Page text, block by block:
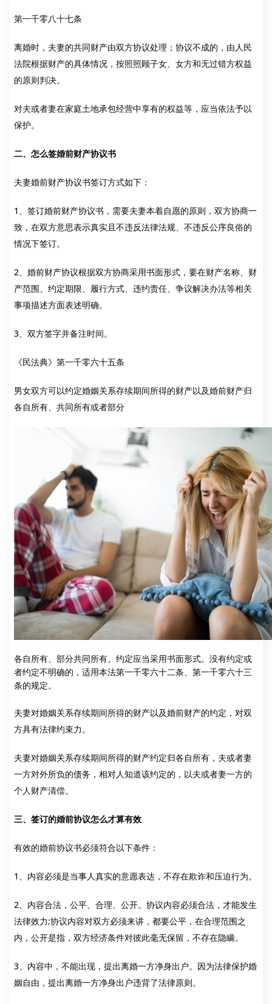
第一千零八十七条
离婚时，夫妻的共同财产由双方协议处理；协议不成的，由人民
法院根据财产的具体情况，按照照顾子女、女方和无过错方权益
的原则判决。
对夫或者妻在家庭土地承包经营中享有的权益等，应当依法予以
保护。
二、怎么签婚前财产协议书
夫妻婚前财产协议书签订方式如下：
1、签订婚前财产协议书，需要夫妻本着自愿的原则，双方协商一
致，在双方意思表示真实且不违反法律法规、不违反公序良俗的
情况下签订。
2、婚前财产协议根据双方协商采用书面形式，要在财产名称、财
产范围、约定期限、履行方式、违约责任、争议解决办法等相关
事项描述方面表述明确。
3、双方签字并备注时间。
《民法典》第一千零六十五条
男女双方可以约定婚姻关系存续期间所得的财产以及婚前财产归
各自所有、共同所有或者部分
各自所有、部分共同所有。约定应当采用书面形式。没有约定或
者约定不明确的，适用本法第一千零六十二条、第一千零六十三
条的规定。
夫妻对婚姻关系存续期间所得的财产以及婚前财产的约定，对双
方具有法律约束力。
夫妻对婚姻关系存续期间所得的财产约定归各自所有，夫或者妻
一方对外所负的债务，相对人知道该约定的，以夫或者妻一方的
个人财产清偿。
三、签订的婚前协议怎么才算有效
有效的婚前协议书必须符合以下条件：
1、内容必须是当事人真实的意愿表达，不存在欺诈和压迫行为。
2、内容合法，公平、合理、公开。协议内容必须合法，才能发生
法律效力;协议内容对双方必须来讲，都要公平，在合理范围之
内，公开是指，双方经济条件对彼此毫无保留，不存在隐瞒。
3、内容中，不能出现，提出离婚一方净身出户。因为法律保护婚
姻自由，提出离婚一方净身出户违背了法律原则。